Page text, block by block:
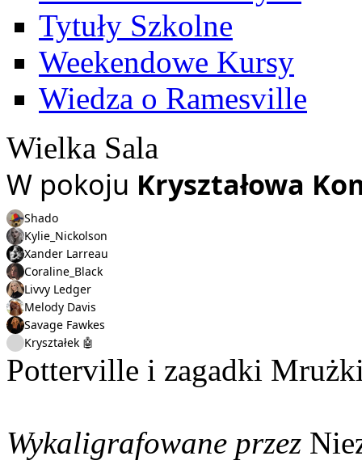
Tytuły Szkolne
Weekendowe Kursy
Wiedza o Ramesville
Wielka Sala
W pokoju Kryształowa
Shado
Kylie_Nickolson
Xander Larreau
Coraline_Black
Livvy Ledger
Melody Davis
Savage Fawkes
Kryształek 🤖
Potterville i zagadki
Wykaligrafowane przez